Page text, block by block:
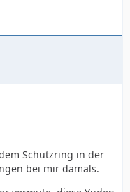
Schutzring in der
bei mir damals.